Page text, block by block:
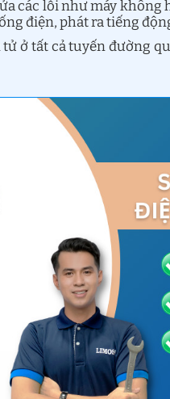
các lỗi như máy
điện, phát ra tiếng
ở tất cả tuyến đường